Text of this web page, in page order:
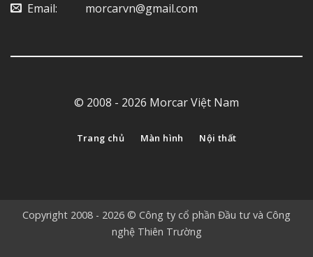
Email: ‎ ‎ ‎ ‎ ‎ ‎ ‎ ‎ ‎ morcarvn@gmail.com
© 2008 - 2026 Morcar Việt Nam
Trang chủ Màn hình Nội thất
Copyright 2008 - 2026 © Công ty cổ phần Đầu tư và Công
nghệ Thiên Trường